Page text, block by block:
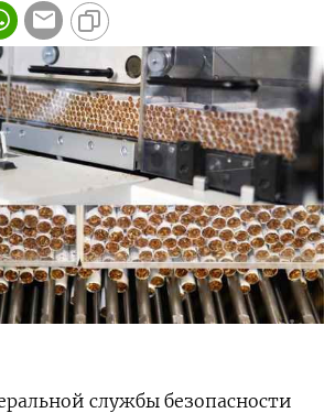
службы безопасности